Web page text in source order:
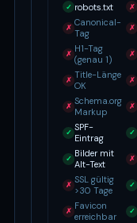
✓ robots.txt ✗
✗ Canonical-
Tag
✗
✗ H1-Tag
(genau 1)
✗
✗ Title-Länge
OK
✗
✗ Schema.org
Markup
✗
✓ SPF-
Eintrag
✓
✓ Bilder mit
Alt-Text
✗
✗ SSL gültig
>30 Tage
✓
✗ Favicon
erreichbar
✓